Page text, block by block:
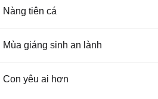
Nàng tiên cá
Mùa giáng sinh an lành
Con yêu ai hơn